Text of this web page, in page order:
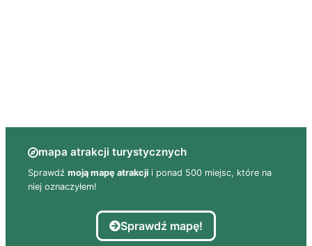
mapa atrakcji turystycznych
Sprawdź moją mapę atrakcji i ponad 500 miejsc, które na
niej oznaczyłem!
Sprawdź mapę!